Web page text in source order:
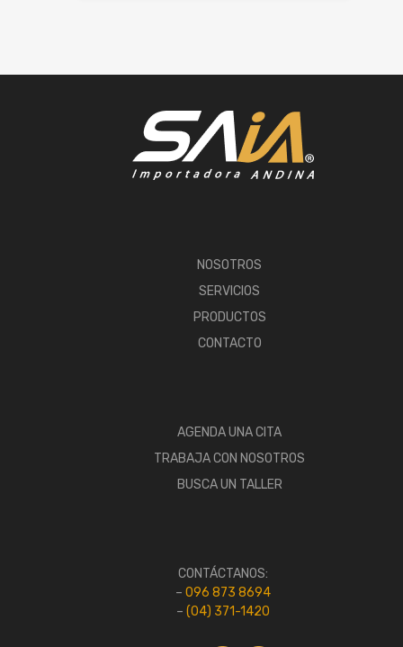
NOSOTROS
SERVICIOS
PRODUCTOS
CONTACTO
AGENDA UNA CITA
TRABAJA CON NOSOTROS
BUSCA UN TALLER
CONTÁCTANOS:
– 096 873 8694
– (04) 371-1420